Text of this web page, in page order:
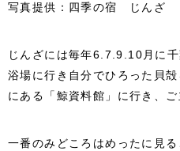
写真提供：四季の宿 じんざ
じんざには毎年6.7.9.10月に
浴場に行き自分でひろった貝
にある「鯨資料館」に行き、
一番のみどころはめったに見